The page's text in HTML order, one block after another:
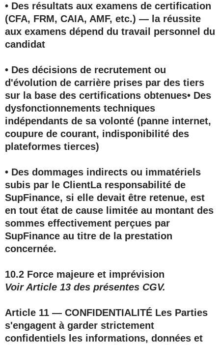
• Des résultats aux examens de certification
(CFA, FRM, CAIA, AMF, etc.) — la réussite
aux examens dépend du travail personnel du
candidat
• Des décisions de recrutement ou
d'évolution de carrière prises par des tiers
sur la base des certifications obtenues• Des
dysfonctionnements techniques
indépendants de sa volonté (panne internet,
coupure de courant, indisponibilité des
plateformes tierces)
• Des dommages indirects ou immatériels
subis par le ClientLa responsabilité de
SupFinance, si elle devait être retenue, est
en tout état de cause limitée au montant des
sommes effectivement perçues par
SupFinance au titre de la prestation
concernée.
10.2 Force majeure et imprévision
Voir Article 13 des présentes CGV.
Article 11 — CONFIDENTIALITÉ Les Parties
s'engagent à garder strictement
confidentiels les informations, données et